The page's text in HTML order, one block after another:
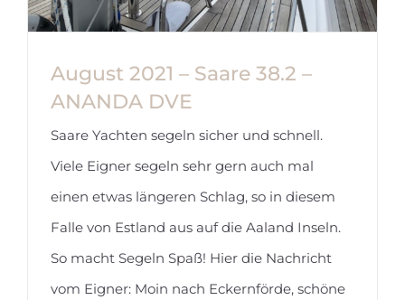
August 2021 – Saare 38.2 – ANANDA
August 2021 – Saare 38.2 –
ANANDA DVE
Saare Yachten segeln sicher und schnell.
Viele Eigner segeln sehr gern auch mal
einen etwas längeren Schlag, so in diesem
Falle von Estland aus auf die Aaland Inseln.
So macht Segeln Spaß! Hier die Nachricht
vom Eigner: Moin nach Eckernförde, schöne